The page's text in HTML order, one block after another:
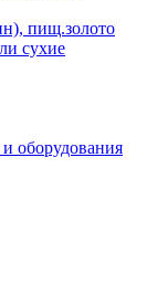
пищ.золото
сухие
оборудования